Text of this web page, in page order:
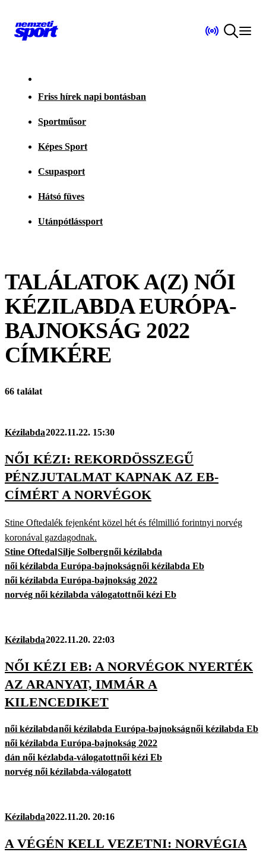
Friss hírek napi bontásban
Sportműsor
Képes Sport
Csupasport
Hátsó füves
Utánpótlássport
TALÁLATOK A(Z) NŐI
KÉZILABDA EURÓPA-
BAJNOKSÁG 2022
CÍMKÉRE
66 találat
Kézilabda2022.11.22. 15:30
NŐI KÉZI: REKORDÖSSZEGŰ
PÉNZJUTALMAT KAPNAK AZ EB-
CÍMÉRT A NORVÉGOK
Stine Oftedalék fejenként közel hét és félmillió forintnyi norvég
koronával gazdagodnak.
Stine OftedalSilje Solbergnői kézilabda
női kézilabda Európa-bajnokságnői kézilabda Eb
női kézilabda Európa-bajnokság 2022
norvég női kézilabda válogatottnői kézi Eb
Kézilabda2022.11.20. 22:03
NŐI KÉZI EB: A NORVÉGOK NYERTÉK
AZ ARANYAT, IMMÁR A
KILENCEDIKET
női kézilabdanői kézilabda Európa-bajnokságnői kézilabda Eb
női kézilabda Európa-bajnokság 2022
dán női kézlabda-válogatottnői kézi Eb
norvég női kézilabda-válogatott
Kézilabda2022.11.20. 20:16
A VÉGÉN KELL VEZETNI: NORVÉGIA